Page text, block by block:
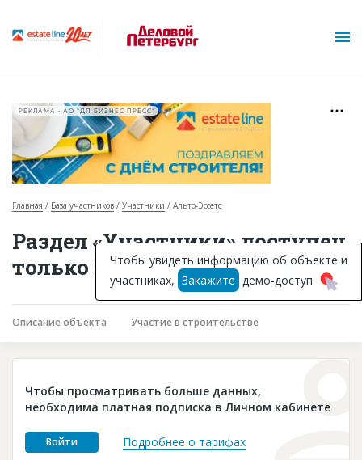
Горячие объекты
База строящихся объектов
Инвестпроекты
Глоссарий
Платные услуги
Пресс-релизы
РЕКЛАМА • АО "ДП БИЗНЕС ПРЕСС"
Главная База участников Участники Альто-Эссетс
Раздел «Участники» доступен
только подписчикам
Описание объекта Участие в строительстве
Чтобы просматривать больше данных,
необходима платная подписка в Личном кабинете
Войти Подробнее о тарифах
Чтобы увидеть информацию об объекте и
участниках, Закажите демо-доступ